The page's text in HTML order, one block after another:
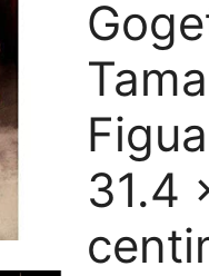
31.4